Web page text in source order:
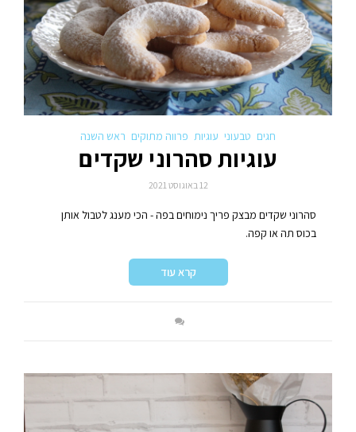
חגים טבעוני עוגיות פרווה מתוקים ראש השנה
עוגיות סהרוני שקדים
12 באוגוסט 2021
סהרוני שקדים מבצק פריך נימוחים בפה - הכי מענג לטבול אותן
בכוס תה או קפה.
קרא עוד